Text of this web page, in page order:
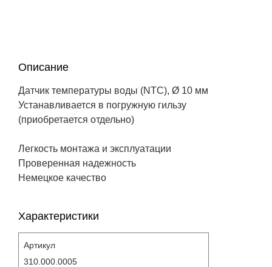
Описание
Датчик температуры воды (NTC), Ø 10 мм
Устанавливается в погружную гильзу
(приобретается отдельно)
Легкость монтажа и эксплуатации
Проверенная надежность
Немецкое качество
Характеристики
Артикул
310.000.0005